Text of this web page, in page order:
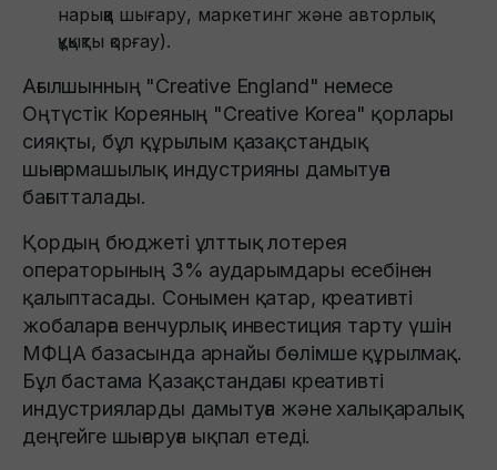
нарыққа шығару, маркетинг және авторлық
құқықты қорғау).
Ағылшынның "Creative England" немесе
Оңтүстік Кореяның "Creative Korea" қорлары
сияқты, бұл құрылым қазақстандық
шығармашылық индустрияны дамытуға
бағытталады.
Қордың бюджеті ұлттық лотерея
операторының 3% аударымдары есебінен
қалыптасады. Сонымен қатар, креативті
жобаларға венчурлық инвестиция тарту үшін
МФЦА базасында арнайы бөлімше құрылмақ.
Бұл бастама Қазақстандағы креативті
индустрияларды дамытуға және халықаралық
деңгейге шығаруға ықпал етеді.